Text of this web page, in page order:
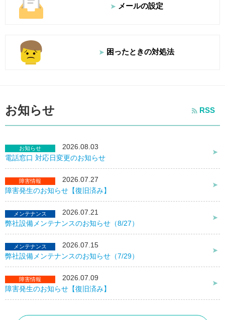
メールの設定
困ったときの対処法
お知らせ RSS
お知らせ
2026.08.03
電話窓口 対応日変更のお知らせ
障害情報
2026.07.27
障害発生のお知らせ【復旧済み】
メンテナンス
2026.07.21
弊社設備メンテナンスのお知らせ（8/27）
メンテナンス
2026.07.15
弊社設備メンテナンスのお知らせ（7/29）
障害情報
2026.07.09
障害発生のお知らせ【復旧済み】